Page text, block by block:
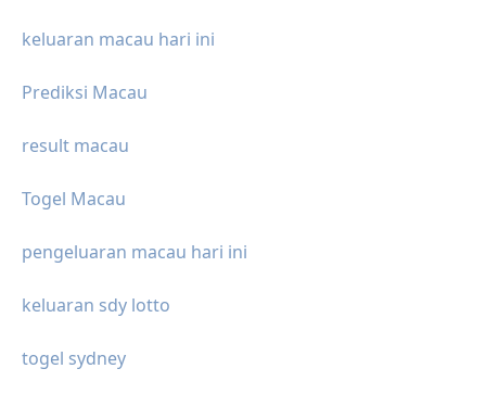
keluaran macau hari ini
Prediksi Macau
result macau
Togel Macau
pengeluaran macau hari ini
keluaran sdy lotto
togel sydney